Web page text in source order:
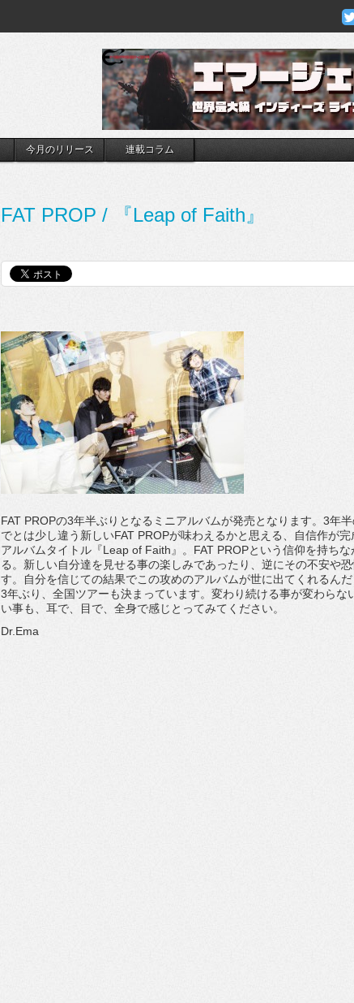
今月のリリース 連載コラム
FAT PROP / 『Leap of Faith』
FAT PROPの3年半ぶりとなるミニアルバムが発売となります。3年
でとは少し違う新しいFAT PROPが味わえるかと思える、自信作が完
アルバムタイトル『Leap of Faith』。FAT PROPという信仰を持ち
る。新しい自分達を見せる事の楽しみであったり、逆にその不安や
す。自分を信じての結果でこの攻めのアルバムが世に出てくれるんだ
3年ぶり、全国ツアーも決まっています。変わり続ける事が変わらな
い事も、耳で、目で、全身で感じとってみてください。
Dr.Ema